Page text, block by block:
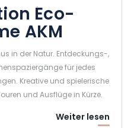
Éco-
AKM
in der Natur. Entdeckungs-,
für jedes
Kreative und spielerische
und Ausflüge in Kürze.
Weiter lesen